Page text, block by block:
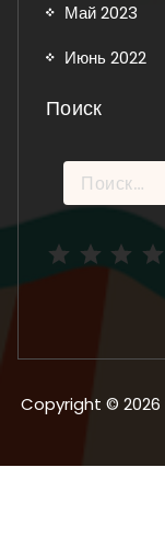
Май 2023
Июнь 2022
Поиск
Найти:
Copyright ©